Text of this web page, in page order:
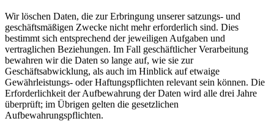
Wir löschen Daten, die zur Erbringung unserer satzungs- und
geschäftsmäßigen Zwecke nicht mehr erforderlich sind. Dies
bestimmt sich entsprechend der jeweiligen Aufgaben und
vertraglichen Beziehungen. Im Fall geschäftlicher Verarbeitung
bewahren wir die Daten so lange auf, wie sie zur
Geschäftsabwicklung, als auch im Hinblick auf etwaige
Gewährleistungs- oder Haftungspflichten relevant sein können. Die
Erforderlichkeit der Aufbewahrung der Daten wird alle drei Jahre
überprüft; im Übrigen gelten die gesetzlichen
Aufbewahrungspflichten.